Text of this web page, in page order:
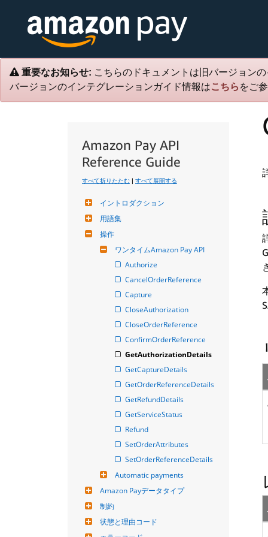
重要なお知らせ: こちらのドキュメントは旧バージョン
バージョンのインテグレーションガイド情報はこちら をご
Amazon Pay API
Reference Guide
すべて折りたたむ | すべて展開する
イントロダクション
用語集
操作
ワンタイムAmazon Pay API
Authorize
CancelOrderReference
Capture
CloseAuthorization
CloseOrderReference
ConfirmOrderReference
GetAuthorizationDetails
GetCaptureDetails
GetOrderReferenceDetails
GetRefundDetails
GetServiceStatus
Refund
SetOrderAttributes
SetOrderReferenceDetails
Automatic payments
Amazon Payデータタイプ
制約
状態と理由コード